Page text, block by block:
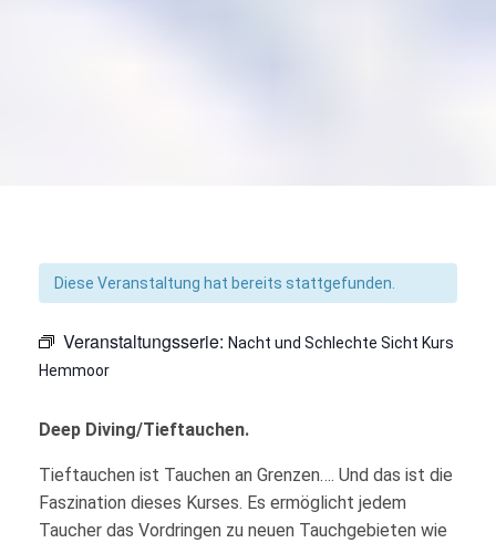
Diese Veranstaltung hat bereits stattgefunden.
Veranstaltungsserie: Nacht und Schlechte Sicht Kurs
Hemmoor
Deep Diving/Tieftauchen.
Tieftauchen ist Tauchen an Grenzen…. Und das ist die
Faszination dieses Kurses. Es ermöglicht jedem
Taucher das Vordringen zu neuen Tauchgebieten wie